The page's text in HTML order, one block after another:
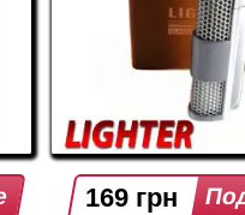
169 грн